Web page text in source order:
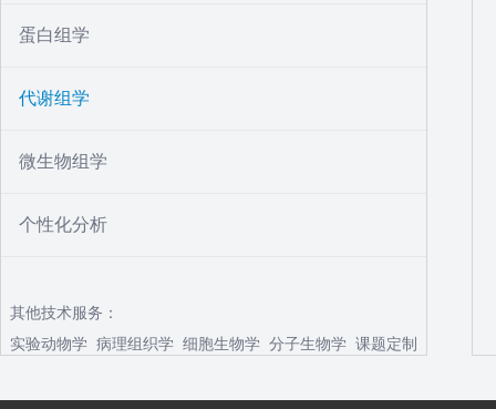
蛋白组学
代谢组学
微生物组学
个性化分析
其他技术服务：
实验动物学 病理组织学 细胞生物学 分子生物学 课题定制